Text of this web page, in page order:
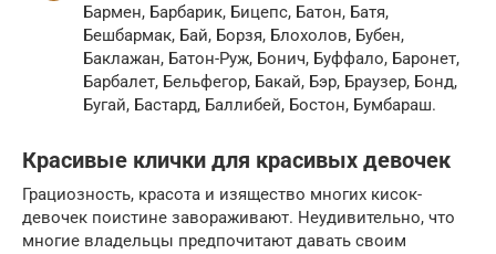
Бармен, Барбарик, Бицепс, Батон, Батя,
Бешбармак, Бай, Борзя, Блохолов, Бубен,
Баклажан, Батон-Руж, Бонич, Буффало, Баронет,
Барбалет, Бельфегор, Бакай, Бэр, Браузер, Бонд,
Бугай, Бастард, Баллибей, Бостон, Бумбараш.
Красивые клички для красивых девочек
Грациозность, красота и изящество многих кисок-
девочек поистине завораживают. Неудивительно, что
многие владельцы предпочитают давать своим